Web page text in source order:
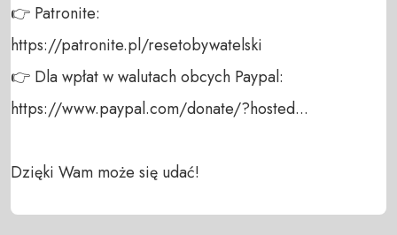
👉 Patronite:
https://patronite.pl/resetobywatelski
👉 Dla wpłat w walutach obcych Paypal:
https://www.paypal.com/donate/?hosted...
Dzięki Wam może się udać!